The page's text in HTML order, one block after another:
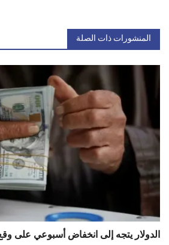
المنشورات ذات الصلة
الدولار يتجه إلى انخفاض أسبوعي على